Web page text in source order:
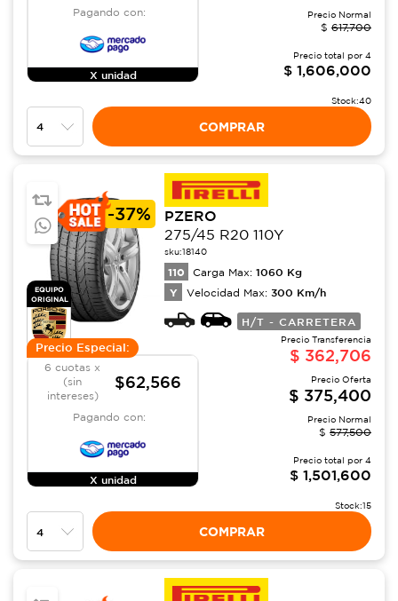
Pagando con:
X unidad
Precio Normal
$ 617,700
Precio total por 4
$ 1,606,000
Stock:40
COMPRAR
EQUIPO
ORIGINAL
-37%
PZERO
275/45 R20 110Y
sku:18140
110 Carga Max: 1060 Kg
Y Velocidad Max: 300 Km/h
H/T - CARRETERA
Precio Especial:
6 cuotas x
(sin
intereses)
$62,566
Pagando con:
X unidad
Precio Transferencia
$ 362,706
Precio Oferta
$ 375,400
Precio Normal
$ 577,500
Precio total por 4
$ 1,501,600
Stock:15
COMPRAR